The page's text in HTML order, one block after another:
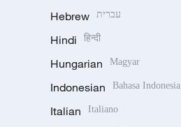
Hebrew עברית
Hindi हिन्दी
Hungarian Magyar
Indonesian Bahasa Indonesia
Italian Italiano